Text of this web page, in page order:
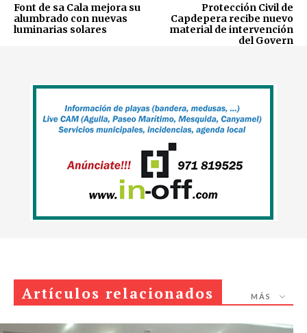
Font de sa Cala mejora su
alumbrado con nuevas
luminarias solares
Protección Civil de
Capdepera recibe nuevo
material de intervención
del Govern
Artículos relacionados MÁS